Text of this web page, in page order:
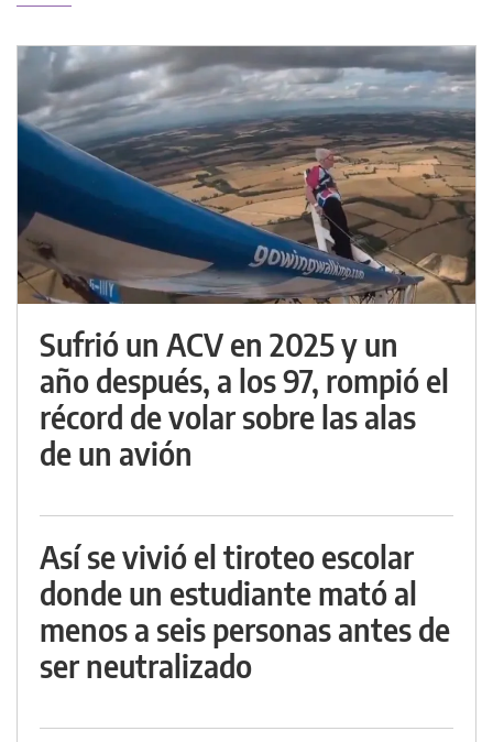
Sufrió un ACV en 2025 y un
año después, a los 97, rompió el
récord de volar sobre las alas
de un avión
Así se vivió el tiroteo escolar
donde un estudiante mató al
menos a seis personas antes de
ser neutralizado